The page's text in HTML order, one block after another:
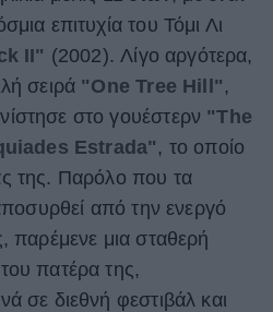
επιτυχία του Τόμι Λι
II" (2002). Λίγο αργότερα,
σειρά "One Tree Hill" ,
στο γουέστερν "The
Estrada" , το οποίο
της. Παρόλο που τα
από την ενεργό
παρέμενε μια σταθερή
πατέρα της,
σε διεθνή φεστιβάλ και